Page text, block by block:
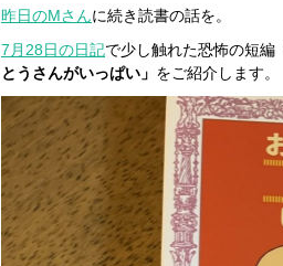
昨日のMさんに続き読書の話を。
7月28日の日記で少し触れた恐怖の短編
とうさんがいっぱい」 をご紹介します。